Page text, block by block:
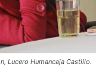
Lucero Humancaja Castillo.